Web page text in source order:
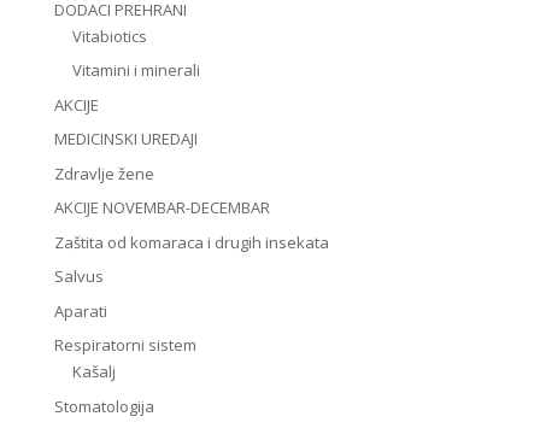
DODACI PREHRANI
Vitabiotics
Vitamini i minerali
AKCIJE
MEDICINSKI UREDAJI
Zdravlje žene
AKCIJE NOVEMBAR-DECEMBAR
Zaštita od komaraca i drugih insekata
Salvus
Aparati
Respiratorni sistem
Kašalj
Stomatologija